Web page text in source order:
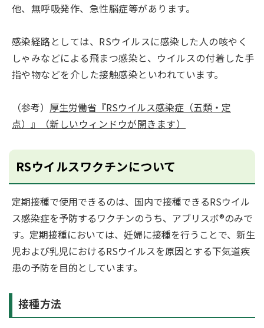
他、無呼吸発作、急性脳症等があります。
感染経路としては、RSウイルスに感染した人の咳やく
しゃみなどによる飛まつ感染と、ウイルスの付着した手
指や物などを介した接触感染といわれています。
（参考） 厚生労働省『RSウイルス感染症（五類・定
点）』
（新しいウィンドウが開きます）
RSウイルスワクチンについて
定期接種で使用できるのは、国内で接種できるRSウイル
ス感染症を予防するワクチンのうち、アブリスボ®のみで
す。定期接種においては、妊婦に接種を行うことで、新生
児および乳児におけるRSウイルスを原因とする下気道疾
患の予防を目的としています。
接種方法